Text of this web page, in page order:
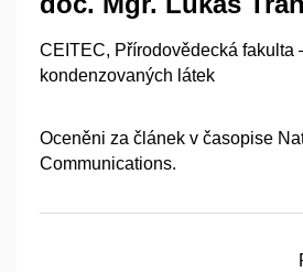
CEITEC, Přírodovědecká fakulta
kondenzovaných látek
Oceněni za článek v časopise
Communications.